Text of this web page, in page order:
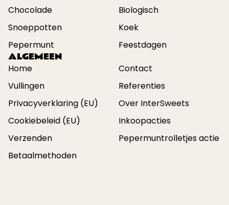
Chocolade
Biologisch
Snoeppotten
Koek
Pepermunt
Feestdagen
ALGEMEEN
Home
Contact
Vullingen
Referenties
Privacyverklaring (EU)
Over InterSweets
Cookiebeleid (EU)
Inkoopacties
Verzenden
Pepermuntrolletjes actie
Betaalmethoden